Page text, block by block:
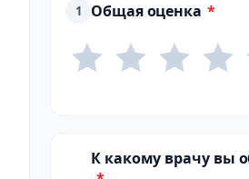
1 Общая оценка *
К какому врачу вы